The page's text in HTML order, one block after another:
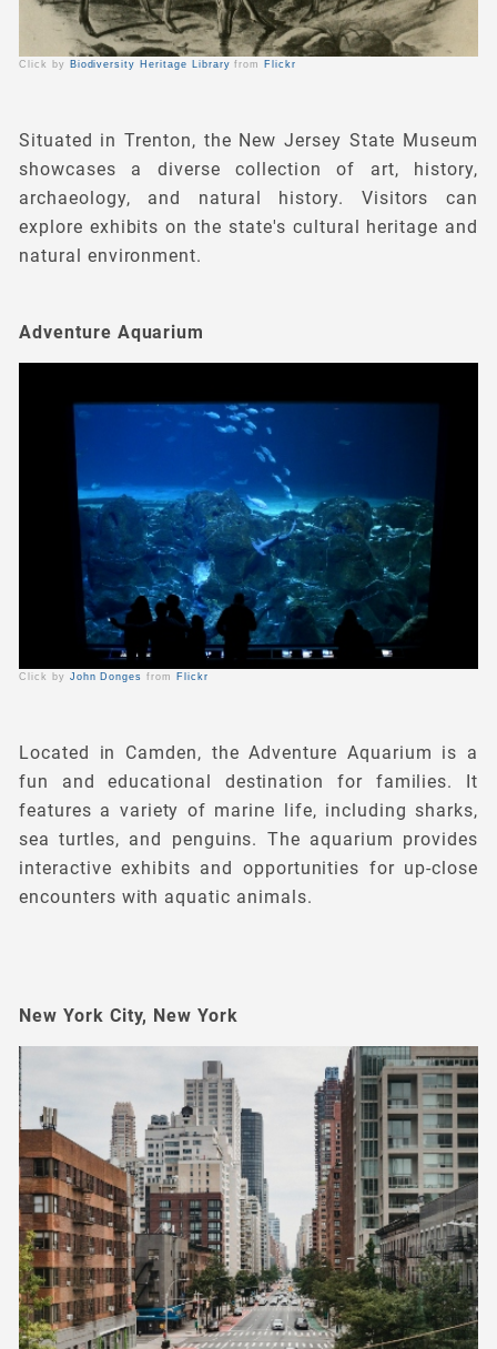
Click by Biodiversity Heritage Libraryfrom Flickr
Situated in Trenton, the New Jersey State Museum
showcases a diverse collection of art, history,
archaeology, and natural history. Visitors can
explore exhibits on the state's cultural heritage and
natural environment.
Click by John Dongesfrom Flickr
Adventure Aquarium
Located in Camden, the Adventure Aquarium is a
fun and educational destination for families. It
features a variety of marine life, including sharks,
sea turtles, and penguins. The aquarium provides
interactive exhibits and opportunities for up-close
encounters with aquatic animals.
New York City, New York